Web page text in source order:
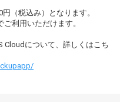
（税込み）となります。
利用いただけます。
Cloudについて、詳しくはこち